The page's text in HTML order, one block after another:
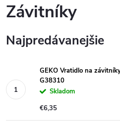
Závitníky
Najpredávanejšie
GEKO Vratidlo na
G38310
Skladom
€6,35